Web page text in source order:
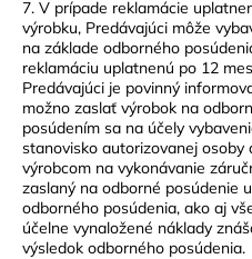
7. V prípade reklamácie
výrobku, Predávajúci môže
na základe odborného
reklamáciu uplatnenú po 12
Predávajúci je povinný
možno zaslať výrobok na
posúdením sa na účely
stanovisko autorizovanej osoby
výrobcom na vykonávanie
zaslaný na odborné posúdenie
odborného posúdenia, ako aj
účelne vynaložené náklady
výsledok odborného posúdenia.